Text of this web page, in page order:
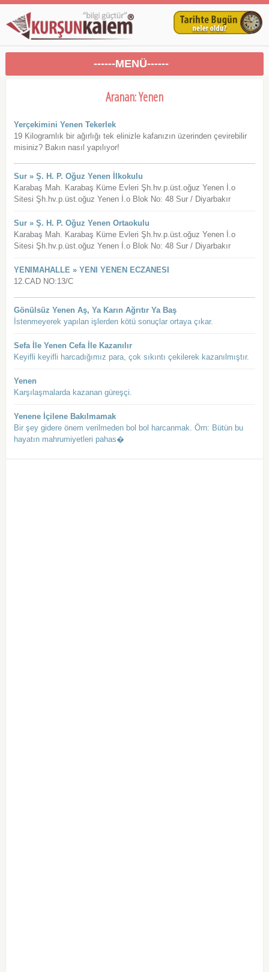
------MENÜ------
Aranan: Yenen
Yerçekimini Yenen Tekerlek
19 Kilogramlık bir ağırlığı tek elinizle kafanızın üzerinden çevirebilir
misiniz? Bakın nasıl yapılıyor!
Sur » Ş. H. P. Oğuz Yenen İlkokulu
Karabaş Mah. Karabaş Küme Evleri Şh.hv.p.üst.oğuz Yenen İ.o
Sitesi Şh.hv.p.üst.oğuz Yenen İ.o Blok No: 48 Sur / Diyarbakır
Sur » Ş. H. P. Oğuz Yenen Ortaokulu
Karabaş Mah. Karabaş Küme Evleri Şh.hv.p.üst.oğuz Yenen İ.o
Sitesi Şh.hv.p.üst.oğuz Yenen İ.o Blok No: 48 Sur / Diyarbakır
YENIMAHALLE » YENI YENEN ECZANESI
12.CAD NO:13/C
Gönülsüz Yenen Aş, Ya Karın Ağrıtır Ya Baş
İstenmeyerek yapılan işlerden kötü sonuçlar ortaya çıkar.
Sefa İle Yenen Cefa İle Kazanılır
Keyifli keyifli harcadığımız para, çok sıkıntı çekilerek kazanılmıştır.
Yenen
Karşılaşmalarda kazanan güreşçi.
Yenene İçilene Bakılmamak
Bir şey gidere önem verilmeden bol bol harcanmak. Örn: Bütün bu
hayatın mahrumiyetleri pahas�